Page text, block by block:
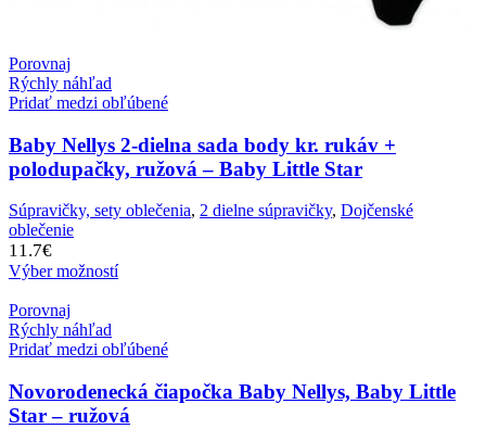
Porovnaj
Rýchly náhľad
Pridať medzi obľúbené
Baby Nellys 2-dielna sada body kr. rukáv +
polodupačky, ružová – Baby Little Star
Súpravičky, sety oblečenia, 2 dielne súpravičky, Dojčenské
oblečenie
11.7€
Výber možností
Porovnaj
Rýchly náhľad
Pridať medzi obľúbené
Novorodenecká čiapočka Baby Nellys, Baby Little
Star – ružová